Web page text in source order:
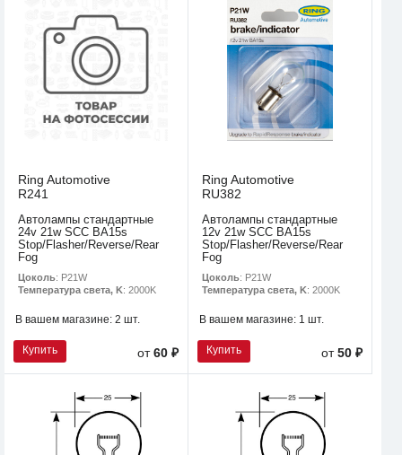
Ring Automotive
R241
Автолампы стандартные
24v 21w SCC BA15s
Stop/Flasher/Reverse/Rear
Fog
Цоколь: P21W
Температура света, K: 2000K
В вашем магазине: 2 шт.
Купить от60 ₽
Ring Automotive
RU382
Автолампы стандартные
12v 21w SCC BA15s
Stop/Flasher/Reverse/Rear
Fog
Цоколь: P21W
Температура света, K: 2000K
В вашем магазине: 1 шт.
Купить от50 ₽